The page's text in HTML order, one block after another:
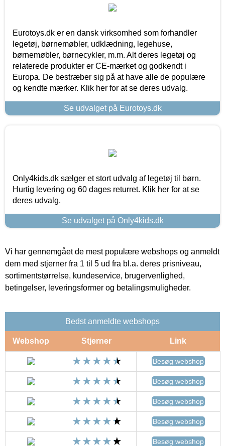
Eurotoys.dk er en dansk virksomhed som forhandler
legetøj, børnemøbler, udklædning, legehuse,
børnemøbler, børnecykler, m.m. Alt deres legetøj og
relaterede produkter er CE-mærket og godkendt i
Europa. De bestræber sig på at have alle de populære
og kendte mærker. Klik her for at se deres udvalg.
Se udvalget på Eurotoys.dk
Only4kids.dk sælger et stort udvalg af legetøj til børn.
Hurtig levering og 60 dages returret. Klik her for at se
deres udvalg.
Se udvalget på Only4kids.dk
Vi har gennemgået de mest populære webshops og anmeldt
dem med stjerner fra 1 til 5 ud fra bl.a. deres prisniveau,
sortimentstørrelse, kundeservice, brugervenlighed,
betingelser, leveringsformer og betalingsmuligheder.
Bedst anmeldte webshops
Webshop Stjerner Link
Besøg webshop
Besøg webshop
Besøg webshop
Besøg webshop
Besøg webshop